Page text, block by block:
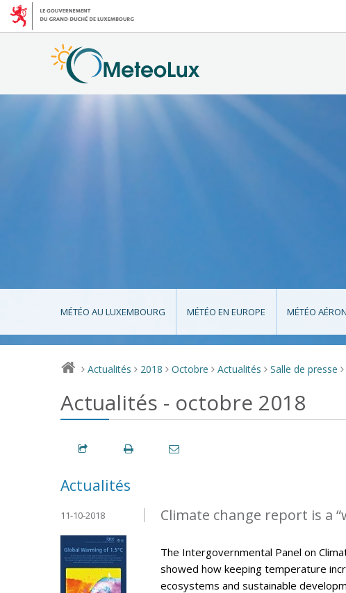
MÉTÉO AU LUXEMBOURG MÉTÉO EN EUROPE MÉTÉO
> Actualités > 2018 > Octobre > Actualités > Salle de presse >
Actualités - octobre 2018
Actualités
Climate change report is a
11-10-2018
The Intergovernmental Panel on
showed how keeping temperature
ecosystems and sustainable